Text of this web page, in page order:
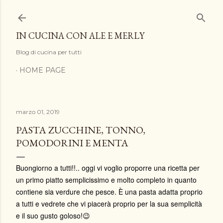
IN CUCINA CON ALE E MERLY
Blog di cucina per tutti
HOME PAGE
marzo 01, 2019
PASTA ZUCCHINE, TONNO,
POMODORINI E MENTA
Buongiorno a tutti!!.. oggi vi voglio proporre una ricetta per
un primo piatto semplicissimo e molto completo in quanto
contiene sia verdure che pesce. È una pasta adatta proprio
a tutti e vedrete che vi piacerà proprio per la sua semplicità
e il suo gusto goloso!😉